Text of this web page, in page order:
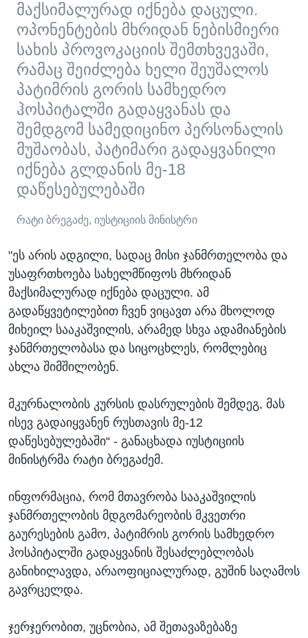
მაქსიმალურად იქნება დაცული.
ოპონენტების მხრიდან ნებისმიერი
სახის პროვოკაციის შემთხვევაში,
რამაც შეიძლება ხელი შეუშალოს
პატიმრის გორის სამხედრო
ჰოსპიტალში გადაყვანას და
შემდგომ სამედიცინო პერსონალის
მუშაობას, პატიმარი გადაყვანილი
იქნება გლდანის მე-18
დაწესებულებაში
რატი ბრეგაძე, იუსტიციის მინისტრი
"ეს არის ადგილი, სადაც მისი ჯანმრთელობა და
უსაფრთხოება სახელმწიფოს მხრიდან
მაქსიმალურად იქნება დაცული. ამ
გადაწყვეტილებით ჩვენ ვიცავთ არა მხოლოდ
მიხეილ სააკაშვილის, არამედ სხვა ადამიანების
ჯანმრთელობასა და სიცოცხლეს, რომლებიც
ახლა შიმშილობენ.
მკურნალობის კურსის დასრულების შემდეგ, მას
ისევ გადაიყვანენ რუსთავის მე-12
დაწესებულებაში“ - განაცხადა იუსტიციის
მინისტრმა რატი ბრეგაძემ.
ინფორმაცია, რომ მთავრობა სააკაშვილის
ჯანმრთელობის მდგომარეობის მკვეთრი
გაურესების გამო, პატიმრის გორის სამხედრო
ჰოსპიტალში გადაყვანის შესაძლებლობას
განიხილავდა, არაოფიციალურად, გუშინ საღამოს
გავრცელდა.
ჯერჯერობით, უცნობია, ამ შეთავაზებაზე